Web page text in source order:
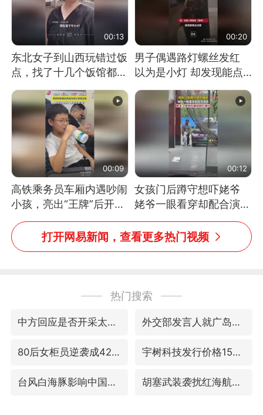
00:13
东北女子到山西玩错过饭
点，找了十几个饭馆都没
开门：午休到几点
00:20
男子偶遇路灯螺丝发红
以为是小灯 却发现能点
燃香烟 当事人：已报警
处理
00:09
高铁乘务员车厢内遇吵闹
小孩，亮出“王牌”后开启
一键静音
00:12
女孩门后蹲守想吓姥爷
姥爷一眼看穿却配合演出
网友：姥爷的演技我打满
分
打开网易新闻，查看更多热门视频
热门搜索
中方回应是否开采太平洋海底稀土资源 外交部发言人就广岛核爆81周年等答记者问
80后女柜员逆袭成4200亿银行副行长 宇树科技发行价格150.80元/股
台风白海豚影响中国已成定局 胡塞武装袭扰红海航运行动升级